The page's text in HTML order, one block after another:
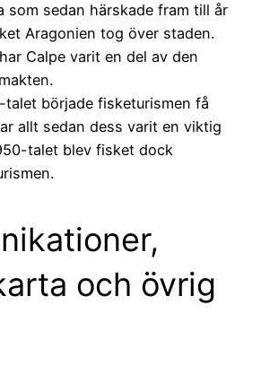
som sedan härskade fram till år
Aragonien tog över staden.
Calpe varit en del av den
talet började fisketurismen få
allt sedan dess varit en viktig
talet blev fisket dock
och övrig